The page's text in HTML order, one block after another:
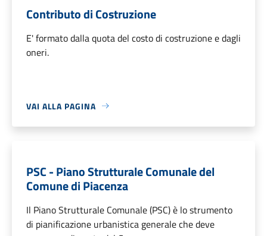
Contributo di Costruzione
E' formato dalla quota del costo di costruzione e dagli
oneri.
VAI ALLA PAGINA
PSC - Piano Strutturale Comunale del
Comune di Piacenza
Il Piano Strutturale Comunale (PSC) è lo strumento
di pianificazione urbanistica generale che deve